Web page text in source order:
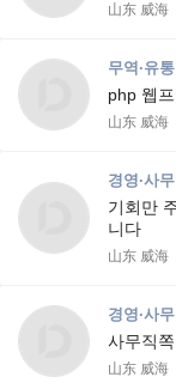
山东 威海
무역·유통
php 웹
山东 威海
경영·사무
기회만
니다
山东 威海
경영·사무
사무직
山东 威海